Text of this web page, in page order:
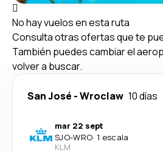
No hay vuelos en esta ruta
Consulta otras ofertas que te
También puedes cambiar el
volver a buscar.
San José -Wroclaw 10 días
mar 22 sept
SJO-WRO· 1 escala
KLM